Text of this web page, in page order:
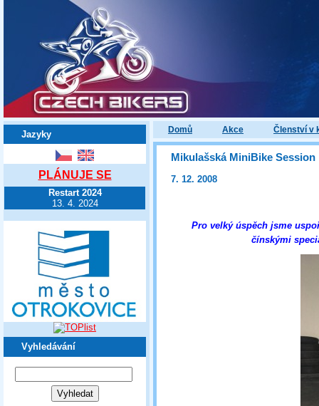
Domů Akce Členství v
Jazyky
PLÁNUJE SE
Restart 2024
13. 4. 2024
Vyhledávání
Mikulašská MiniBike Session
7. 12. 2008
Pro velký úspěch jsme
čínskými